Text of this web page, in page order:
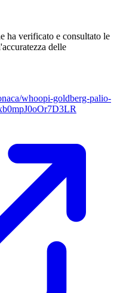
ha verificato e consultato le
delle
whoopi-goldberg-palio-